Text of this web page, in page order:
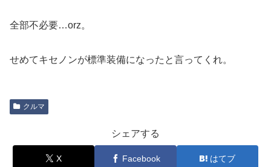
全部不必要…orz。
せめてキセノンが標準装備になったと言ってくれ。
クルマ
シェアする
X Facebook はてブ